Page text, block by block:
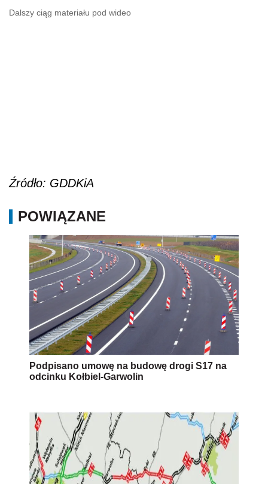
Dalszy ciąg materiału pod wideo
Źródło: GDDKiA
POWIĄZANE
Podpisano umowę na budowę drogi S17 na
odcinku Kołbiel-Garwolin